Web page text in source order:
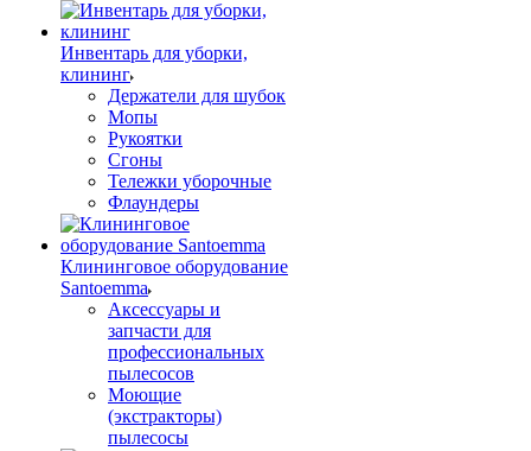
Инвентарь для уборки,
клининг
Держатели для шубок
Мопы
Рукоятки
Сгоны
Тележки уборочные
Флаундеры
Клининговое оборудование
Santoemma
Аксессуары и
запчасти для
профессиональных
пылесосов
Моющие
(экстракторы)
пылесосы